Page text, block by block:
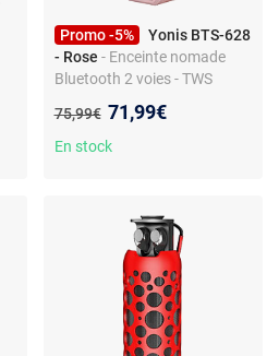
Promo -5%
Yonis BTS-628
- Rose - Enceinte nomade
Bluetooth 2 voies - TWS
Micro mains libres - BT 5.0 -
Autonomie 5 h - Charge
Ancien prix :
75,99€ Nouveau prix :
71,99€
En stock